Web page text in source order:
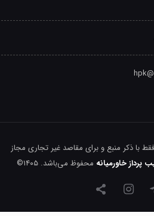
با ذکر منبع و برای مقاصد غیر تجاری مجاز
پرداز خاورمیانه محفوظ می‌باشد. ۱۴۰۵©